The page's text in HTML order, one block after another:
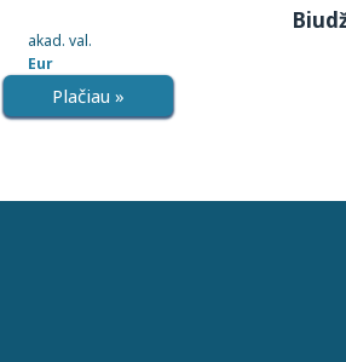
akad. val.
Eur
Plačiau »